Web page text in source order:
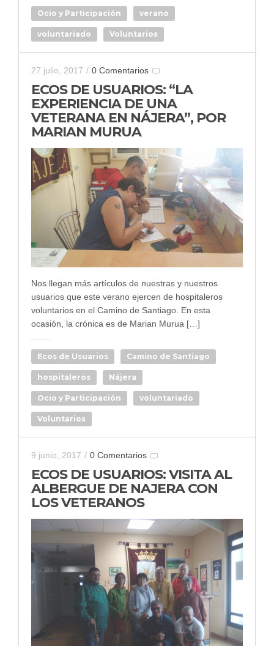
Ocio y Participación verano
voluntariado Voluntarios
27 julio, 2017 / 0 Comentarios
ECOS DE USUARIOS: “LA
EXPERIENCIA DE UNA
VETERANA EN NÁJERA”, POR
MARIAN MURUA
Nos llegan más artículos de nuestras y nuestros
usuarios que este verano ejercen de hospitaleros
voluntarios en el Camino de Santiago. En esta
ocasión, la crónica es de Marian Murua […]
Ecos de Usuarios Camino de Santiago
hospitaleros Nájera
Ocio y Participación voluntariado
Voluntarios
9 junio, 2017 / 0 Comentarios
ECOS DE USUARIOS: VISITA AL
ALBERGUE DE NAJERA CON
LOS VETERANOS